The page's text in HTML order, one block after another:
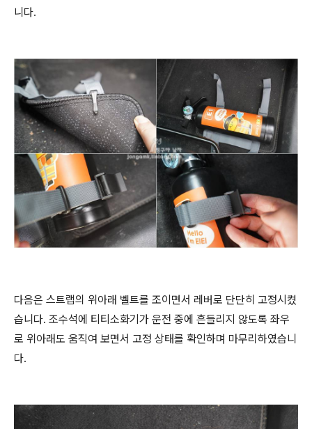
니다.
다음은 스트랩의 위아래 벨트를 조이면서 레버로 단단히 고정시켰
습니다. 조수석에 티티소화기가 운전 중에 흔들리지 않도록 좌우
로 위아래도 움직여 보면서 고정 상태를 확인하며 마무리하였습니
다.